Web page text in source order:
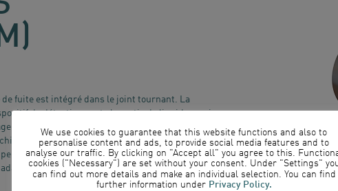
fuite est intégré dans le joint tournant. La
de détection capte la sortie de liquide au niveau
des roulements à l’intérieur du joint tournant. La
permet une l’utilisation aisée du signal. Le
le rétrofit de joints tournants avec le système de
ultérieures.
We use cookies to guarantee that this website functions and also to
personalise content and ads, to provide social media features and to
analyse our traffic. By clicking on "Accept all" you agree to this.
cookies ("Necessary") are set without your consent. Under "Settings"
can find out more details and make an individual selection. You can find
further information under Privacy Policy.